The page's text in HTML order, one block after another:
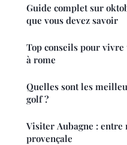
Guide complet sur
que vous devez savoir
Top conseils pour
à rome
Quelles sont les
golf ?
Visiter Aubagne : entre
provençale